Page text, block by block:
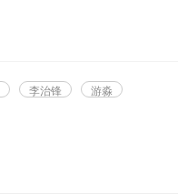
李治锋 游淼